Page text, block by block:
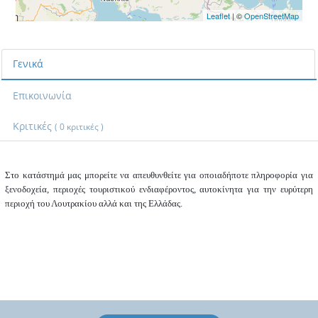
Leaflet| ©OpenStreetMap
Γενικά
Επικοινωνία
Κριτικές ( 0 κριτικές )
Στο κατάστημά μας μπορείτε να απευθυνθείτε για οποιαδήποτε πληροφορία για
ξενοδοχεία, περιοχές τουριστικού ενδιαφέροντος, αυτοκίνητα για την ευρύτερη
περιοχή του Λουτρακίου αλλά και της Ελλάδας.